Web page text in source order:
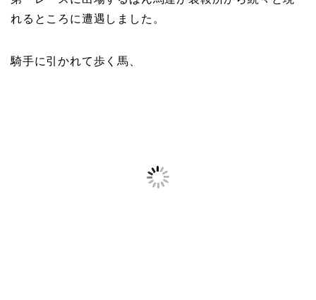
れるところに遭遇しました。
騎手に引かれて歩く馬、